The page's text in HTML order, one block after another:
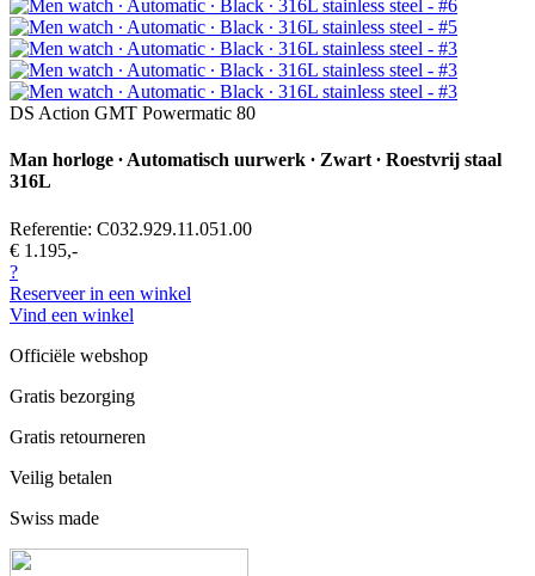
DS Action GMT Powermatic 80
Man horloge ∙ Automatisch uurwerk ∙ Zwart ∙ Roestvrij staal
316L
Referentie: C032.929.11.051.00
€ 1.195,-
?
Reserveer in een winkel
Vind een winkel
Officiële webshop
Gratis bezorging
Gratis retourneren
Veilig betalen
Swiss made